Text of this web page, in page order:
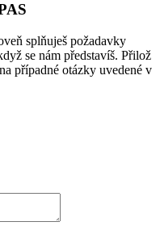
splňuješ požadavky
se nám představíš. Přilož
případné otázky uvedené v